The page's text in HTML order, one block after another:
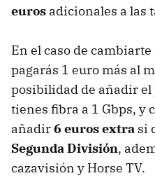
euros adicionales a las
En el caso de cambiarte
pagarás 1 euro más al
posibilidad de añadir el
tienes fibra a 1 Gbps, y
añadir6 euros extra si
Segunda División,
cazavisión y Horse TV.